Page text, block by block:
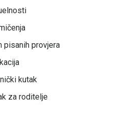
pisanih provjera
kutak
za roditelje